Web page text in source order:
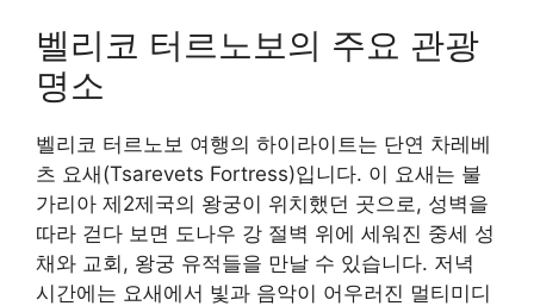
벨리코 터르노보의 주요 관광
명소
벨리코 터르노보 여행의 하이라이트는 단연 차레베
츠 요새(Tsarevets Fortress)입니다. 이 요새는 불
가리아 제2제국의 왕궁이 위치했던 곳으로, 성벽을
따라 걷다 보면 도나우 강 절벽 위에 세워진 중세 성
채와 교회, 왕궁 유적들을 만날 수 있습니다. 저녁
시간에는 요새에서 빛과 음악이 어우러진 멀티미디